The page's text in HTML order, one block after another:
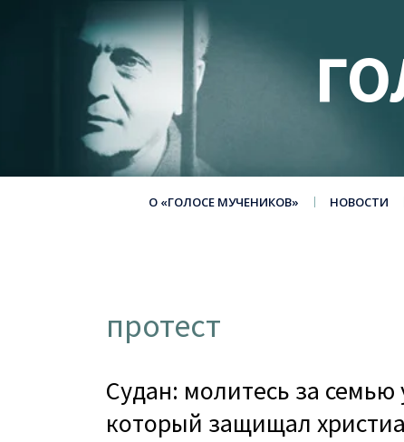
О «ГОЛОСЕ МУЧЕНИКОВ» НОВОСТИ
протест
Судан: молитесь за
который защищал